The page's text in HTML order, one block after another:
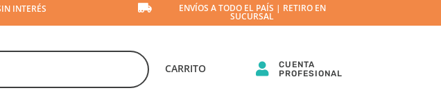
INTERÉS  ENVÍOS A TODO EL PAÍS | RETIRO EN
SUCURSAL

CUENTA
PROFESIONAL
CARRITO